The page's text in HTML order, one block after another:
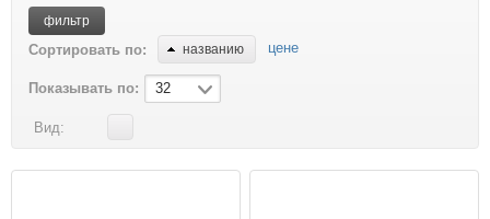
фильтр
Сортировать по: названию цене
Показывать по: 32
Вид: